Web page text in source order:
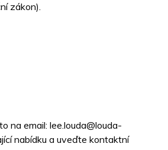
zákon).
na email: lee.louda@louda-
nabídku a uveďte kontaktní